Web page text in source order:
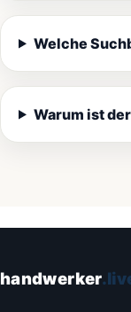
Welche
Warum ist
handwerker